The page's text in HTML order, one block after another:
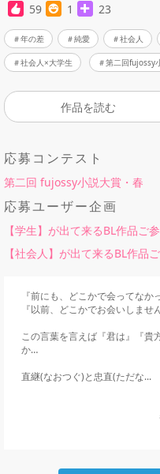
59 1 23
年の差 純愛 社会人
社会人×大学生 第二回fujossy
作品を読む
応募コンテスト
第二回 fujossy小説大賞・春
応募ユーザー企画
【学生】が出て来るBL作品ご参
【社会人】が出て来るBL作品
『前にも、どこかで会ってなか
『以前、どこかでお会いしませ
この言葉を言えば『君は』『貴
か…
直継(なおつぐ)と忠直(ただな...